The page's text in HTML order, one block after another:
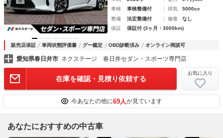
車検
車検整備付 排気
5000cc
整備
法定整備付 修復
なし
保証
保証付 (3ヶ月・3000km)
販売店保証 車両状態評価書 グー鑑定 OBD診断済み オンライン商談可
愛知県春日井市 ネクステージ 春日井セダン・スポーツ専門店
在庫を確認・見積り依頼する
お気に入り
今あなたの他に69人が見ています
あなたにおすすめの中古車